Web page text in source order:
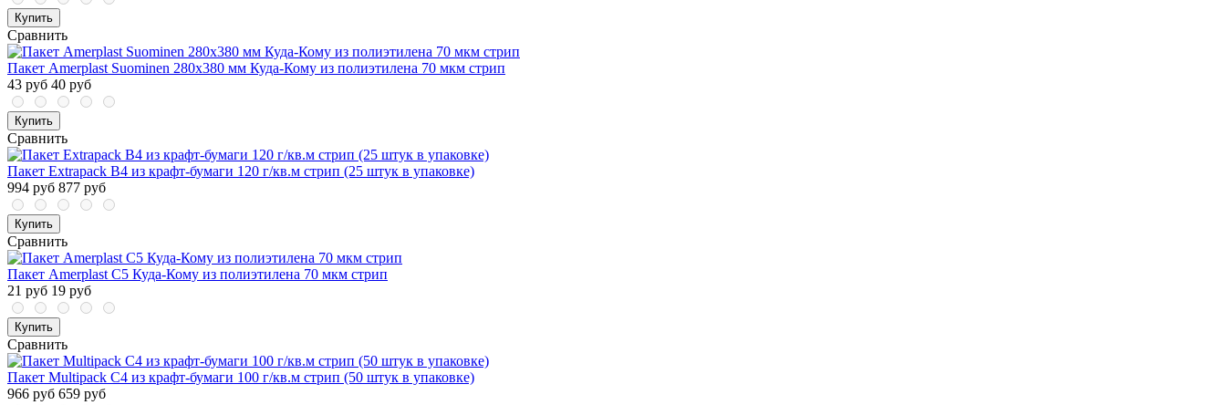
Купить
Сравнить
Пакет Amerplast Suominen 280x380 мм Куда-Кому из полиэтилена 70 мкм стрип
43 руб 40 руб
Купить
Сравнить
Пакет Extrapack B4 из крафт-бумаги 120 г/кв.м стрип (25 штук в упаковке)
994 руб 877 руб
Купить
Сравнить
Пакет Amerplast С5 Куда-Кому из полиэтилена 70 мкм стрип
21 руб 19 руб
Купить
Сравнить
Пакет Multipack С4 из крафт-бумаги 100 г/кв.м стрип (50 штук в упаковке)
966 руб 659 руб